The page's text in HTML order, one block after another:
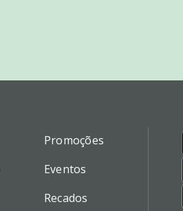
Promoções
Eventos
Recados